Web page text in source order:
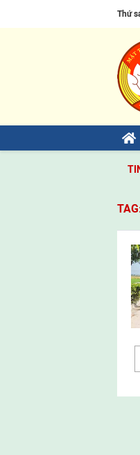
Thứ
Bài viết của Tổng Bí thư Tô Lâm: